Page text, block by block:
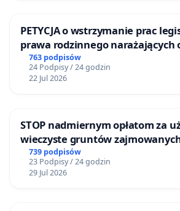
PETYCJA o wstrzymanie prac
prawa rodzinnego
763 podpisów
24 Podpisy / 24 godzin
22 Jul 2026
STOP nadmiernym opłatom za
wieczyste gruntów
ogrody działkowe.
739 podpisów
23 Podpisy / 24 godzin
29 Jul 2026